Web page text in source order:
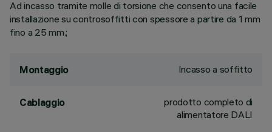
Ad incasso tramite molle di torsione che consento una facile
installazione su controsoffitti con spessore a partire da 1 mm
fino a 25 mm.;
Montaggio Incasso a soffitto
Cablaggio
prodotto completo di
alimentatore DALI